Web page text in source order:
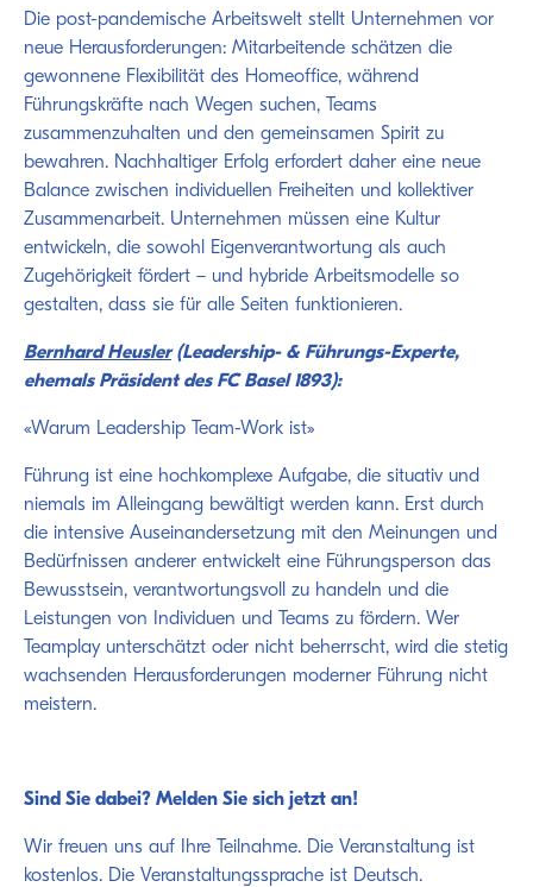
Die post-pandemische Arbeitswelt stellt Unternehmen vor
neue Herausforderungen: Mitarbeitende schätzen die
gewonnene Flexibilität des Homeoffice, während
Führungskräfte nach Wegen suchen, Teams
zusammenzuhalten und den gemeinsamen Spirit zu
bewahren. Nachhaltiger Erfolg erfordert daher eine neue
Balance zwischen individuellen Freiheiten und kollektiver
Zusammenarbeit. Unternehmen müssen eine Kultur
entwickeln, die sowohl Eigenverantwortung als auch
Zugehörigkeit fördert – und hybride Arbeitsmodelle so
gestalten, dass sie für alle Seiten funktionieren.
Bernhard Heusler(Leadership- & Führungs-Experte,
ehemals Präsident des FC Basel 1893):
«Warum Leadership Team-Work ist»
Führung ist eine hochkomplexe Aufgabe, die situativ und
niemals im Alleingang bewältigt werden kann. Erst durch
die intensive Auseinandersetzung mit den Meinungen und
Bedürfnissen anderer entwickelt eine Führungsperson das
Bewusstsein, verantwortungsvoll zu handeln und die
Leistungen von Individuen und Teams zu fördern. Wer
Teamplay unterschätzt oder nicht beherrscht, wird die stetig
wachsenden Herausforderungen moderner Führung nicht
meistern.
Sind Sie dabei? Melden Sie sich jetzt an!
Wir freuen uns auf Ihre Teilnahme. Die Veranstaltung ist
kostenlos. Die Veranstaltungssprache ist Deutsch.